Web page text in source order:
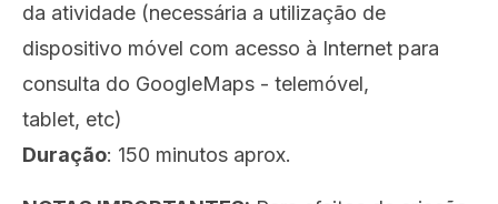
da atividade (necessária a utilização de
dispositivo móvel com acesso à Internet para
consulta do GoogleMaps - telemóvel,
tablet, etc)
Duração: 150 minutos aprox.